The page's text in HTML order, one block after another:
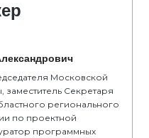
Московской
заместитель Секретаря
регионального
по проектной
программных